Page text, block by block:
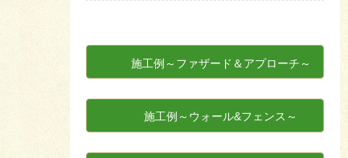
施工例～ファザード＆アプローチ～
施工例～ウォール&フェンス～